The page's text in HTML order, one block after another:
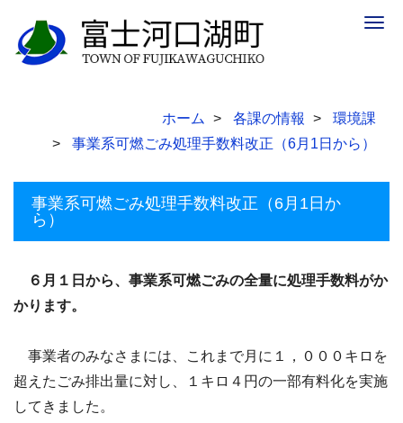
ホーム 各課の情報
環境課
事業系可燃ごみ処理手数料改正（6月1日から）
事業系可燃ごみ処理手数料改正（6月1日か
ら）
６月１日から、事業系可燃ごみの全量に処理手数料がか
かります。
事業者のみなさまには、これまで月に１，０００キロを
超えたごみ排出量に対し、１キロ４円の一部有料化を実施
してきました。